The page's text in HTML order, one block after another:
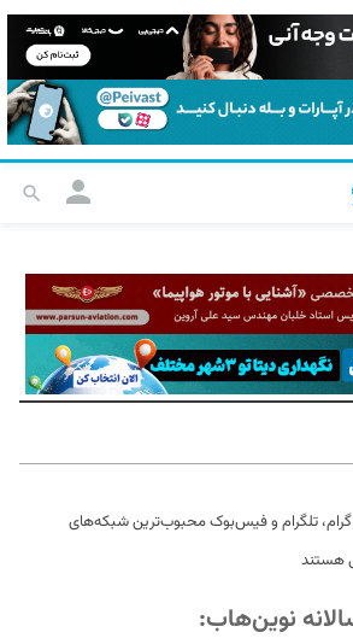
تلگرام و فیس‌بوک محبوب‌ترین شبکه‌های
هستند
نوین‌هاب: